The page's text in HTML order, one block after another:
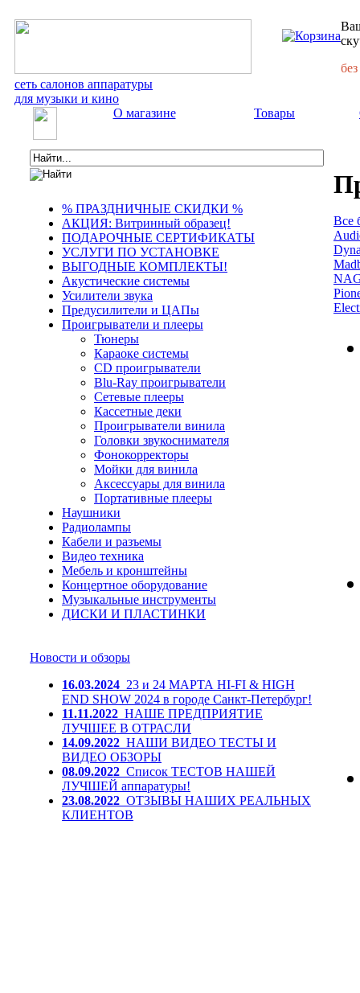
сеть салонов аппаратуры
для музыки и кино
О магазине Товары
% ПРАЗДНИЧНЫЕ СКИДКИ %
АКЦИЯ: Витринный образец!
ПОДАРОЧНЫЕ СЕРТИФИКАТЫ
УСЛУГИ ПО УСТАНОВКЕ
ВЫГОДНЫЕ КОМПЛЕКТЫ!
Акустические системы
Усилители звука
Предусилители и ЦАПы
Проигрыватели и плееры
Тюнеры
Караоке системы
CD проигрыватели
Blu-Ray проигрыватели
Сетевые плееры
Кассетные деки
Проигрыватели винила
Головки звукоснимателя
Фонокорректоры
Мойки для винила
Аксессуары для винила
Портативные плееры
Наушники
Радиолампы
Кабели и разъемы
Видео техника
Мебель и кронштейны
Концертное оборудование
Музыкальные инструменты
ДИСКИ И ПЛАСТИНКИ
Новости и обзоры
16.03.2024 23 и 24 МАРТА HI-FI & HIGH
END SHOW 2024 в городе Санкт-Петербург!
11.11.2022 НАШЕ ПРЕДПРИЯТИЕ
ЛУЧШЕЕ В ОТРАСЛИ
14.09.2022 НАШИ ВИДЕО ТЕСТЫ И
ВИДЕО ОБЗОРЫ
08.09.2022 Список ТЕСТОВ НАШЕЙ
ЛУЧШЕЙ аппаратуры!
23.08.2022 ОТЗЫВЫ НАШИХ РЕАЛЬНЫХ
КЛИЕНТОВ
Все